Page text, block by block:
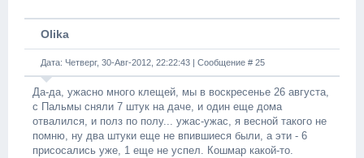
Olika
Дата: Четверг, 30-Авг-2012, 22:22:43 | Сообщение # 25
Да-да, ужасно много клещей, мы в воскресенье 26 августа,
с Пальмы сняли 7 штук на даче, и один еще дома
отвалился, и полз по полу... ужас-ужас, я весной такого не
помню, ну два штуки еще не впившиеся были, а эти - 6
присосались уже, 1 еще не успел. Кошмар какой-то.